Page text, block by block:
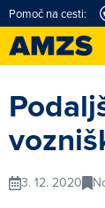
Pomoč na cesti:
3. 12. 2020